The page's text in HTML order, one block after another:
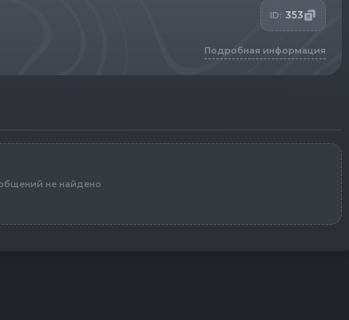
ID: 353
Подробная информация
не найдено